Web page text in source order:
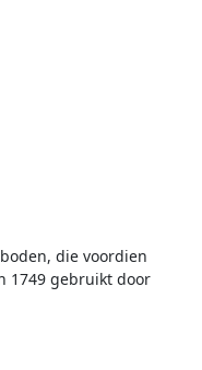
die voordien
1749 gebruikt door